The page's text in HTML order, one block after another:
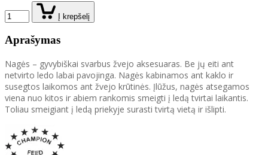
Į krepšelį
Aprašymas
Nagės – gyvybiškai svarbus žvejo aksesuaras. Be jų eiti ant
netvirto ledo labai pavojinga. Nagės kabinamos ant kaklo ir
susegtos laikomos ant žvejo krūtinės. Įlūžus, nagės atsegamos
viena nuo kitos ir abiem rankomis smeigti į ledą tvirtai laikantis.
Toliau smeigiant į ledą priekyje surasti tvirtą vietą ir išlipti.